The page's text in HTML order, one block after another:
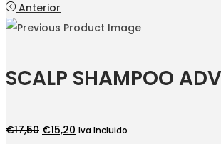
Anterior
SCALP SHAMPOO
€17,50 O
€15,20 O
Iva Incluido